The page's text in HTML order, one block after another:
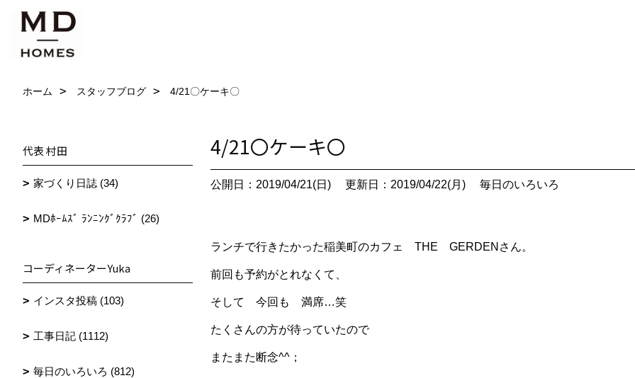
ホーム スタッフブログ 4/21〇ケーキ〇
4/21〇ケーキ〇
公開日：2019/04/21(日) 更新日：2019/04/22(月) 毎日のいろいろ
ランチで行きたかった稲美町のカフェ THE GERDENさん。
前回も予約がとれなくて、
そして 今回も 満席…笑
たくさんの方が待っていたので
またまた断念^^；
代表 村田
家づくり日誌 (34)
MDﾎｰﾑｽﾞ ﾗﾝﾆﾝｸﾞｸﾗﾌﾞ (26)
コーディネーターYuka
インスタ投稿 (103)
工事日記 (1112)
毎日のいろいろ (812)